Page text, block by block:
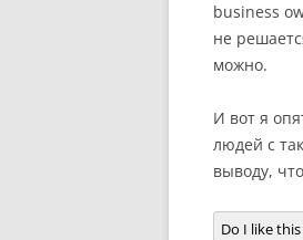
business
не
можно.
И вот я
людей с
выводу,
Do I like